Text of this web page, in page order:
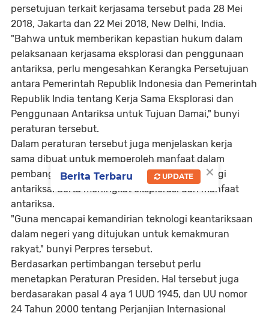
persetujuan terkait kerjasama tersebut pada 28 Mei
2018, Jakarta dan 22 Mei 2018, New Delhi, India.
"Bahwa untuk memberikan kepastian hukum dalam
pelaksanaan kerjasama eksplorasi dan penggunaan
antariksa, perlu mengesahkan Kerangka Persetujuan
antara Pemerintah Republik Indonesia dan Pemerintah
Republik India tentang Kerja Sama Eksplorasi dan
Penggunaan Antariksa untuk Tujuan Damai," bunyi
peraturan tersebut.
Dalam peraturan tersebut juga menjelaskan kerja
sama dibuat untuk memperoleh manfaat dalam
pembangunan ilmu pengetahuan dan teknologi
antariksa. Serta meningkat eksplorasi dan manfaat
antariksa.
"Guna mencapai kemandirian teknologi keantariksaan
dalam negeri yang ditujukan untuk kemakmuran
rakyat," bunyi Perpres tersebut.
Berdasarkan pertimbangan tersebut perlu
menetapkan Peraturan Presiden. Hal tersebut juga
berdasarakan pasal 4 aya 1 UUD 1945, dan UU nomor
24 Tahun 2000 tentang Perjanjian Internasional
×
Berita Terbaru UPDATE